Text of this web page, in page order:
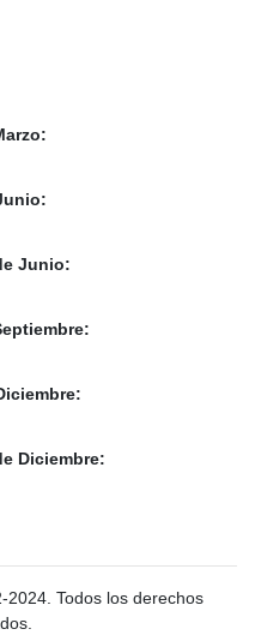
Junio:
Diciembre:
2024. Todos los derechos